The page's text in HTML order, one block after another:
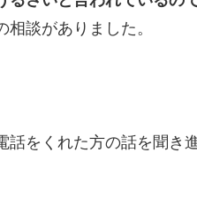
相談がありました。
話をくれた方の話を聞き